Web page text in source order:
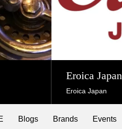
Eroica Japan
Eroica Japan
Blogs Brands Events